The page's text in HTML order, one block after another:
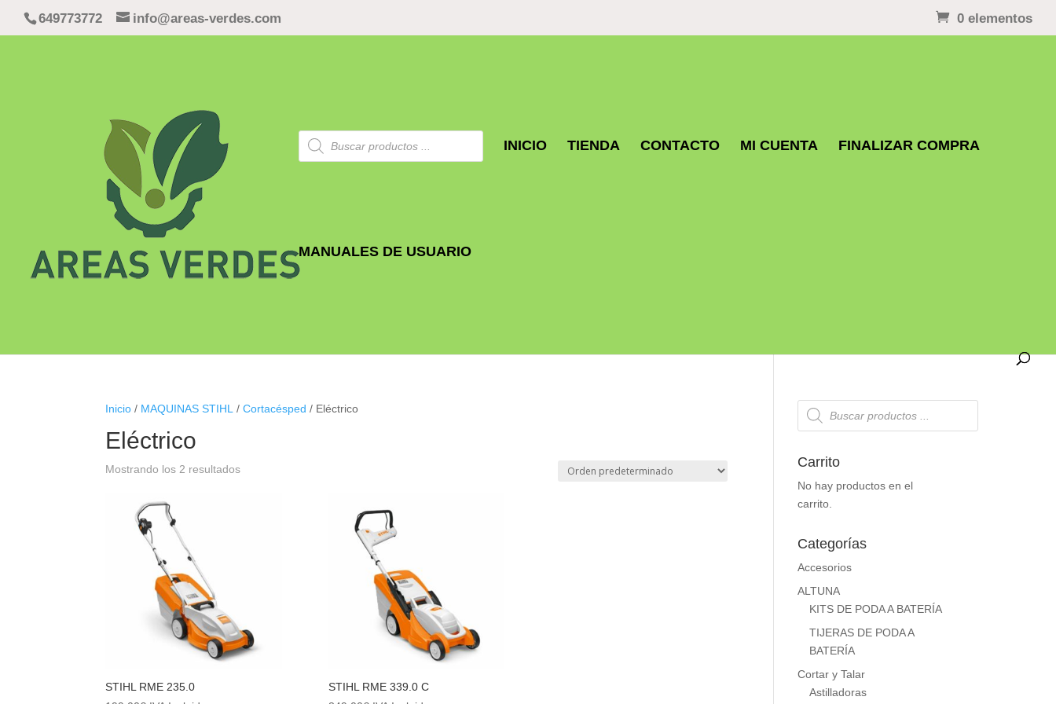
649773772 info@areas-verdes.com 0 elementos
Búsqueda
de
productos
INICIO TIENDA CONTACTO MI CUENTA FINALIZAR COMPRA
MANUALES DE USUARIO
Inicio / MAQUINAS STIHL /Cortacésped / Eléctrico
Eléctrico
Mostrando los 2 resultados
STIHL RME 235.0
STIHL RME 339.0 C
Búsqueda
de
productos
Carrito
No hay productos en el
carrito.
Categorías
Accesorios
ALTUNA
KITS DE PODA A BATERÍA
TIJERAS DE PODA A
BATERÍA
Cortar y Talar
Astilladoras